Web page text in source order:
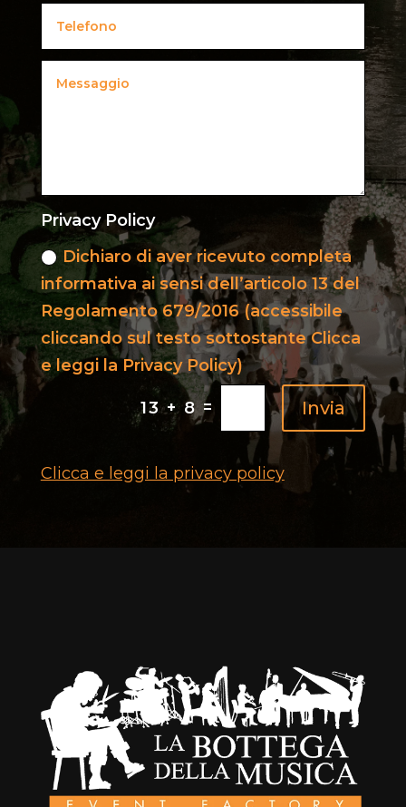
Privacy Policy
Dichiaro di aver ricevuto completa
informativa ai sensi dell’articolo 13 del
Regolamento 679/2016 (accessibile
cliccando sul testo sottostante Clicca
e leggi la Privacy Policy)
13 + 8= Invia
Clicca e leggi la privacy policy